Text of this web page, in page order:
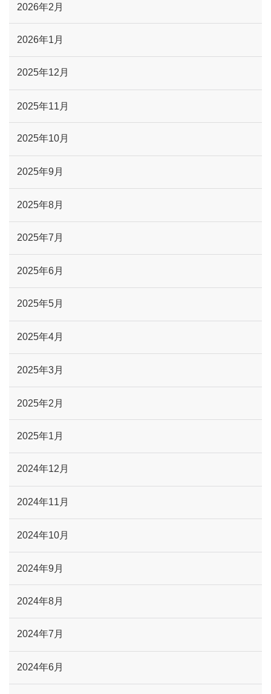
2026年2月
2026年1月
2025年12月
2025年11月
2025年10月
2025年9月
2025年8月
2025年7月
2025年6月
2025年5月
2025年4月
2025年3月
2025年2月
2025年1月
2024年12月
2024年11月
2024年10月
2024年9月
2024年8月
2024年7月
2024年6月